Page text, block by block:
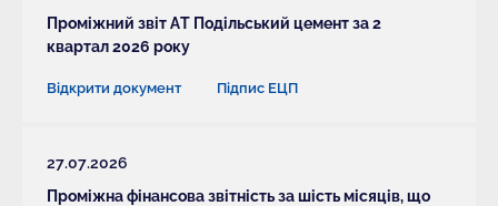
Проміжний звіт АТ Подільський цемент за 2
квартал 2026 року
Відкрити документ Підпис ЕЦП
Проміжна фінансова звітність за шість місяців, що
27.07.2026